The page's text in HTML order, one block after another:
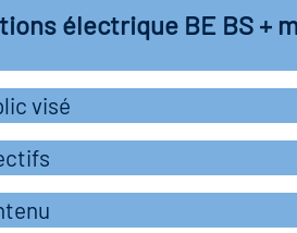
électrique BE BS +
visé